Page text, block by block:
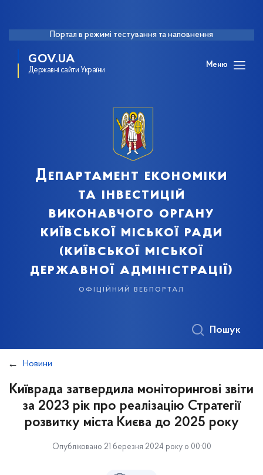
Портал в режимі тестування та наповнення
GOV.UA
Державні сайти України
Меню
Департамент економіки
та інвестицій
виконавчого органу
київської міської ради
(київської міської
державної адміністрації)
офіційний вебпортал
Пошук
Новини
Київрада затвердила моніторингові звіти
за 2023 рік про реалізацію Стратегії
розвитку міста Києва до 2025 року
Опубліковано 21 березня 2024 року о 00:00